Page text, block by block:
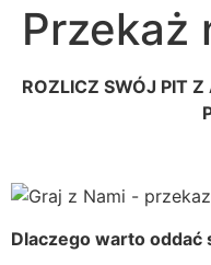
Przekaż
ROZLICZ SWÓJ PIT
Dlaczego warto oddać